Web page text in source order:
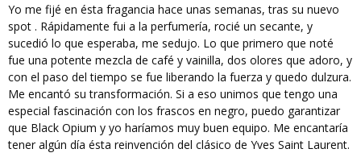
Yo me fijé en ésta fragancia hace unas semanas, tras su nuevo
spot . Rápidamente fui a la perfumería, rocié un secante, y
sucedió lo que esperaba, me sedujo. Lo que primero que noté
fue una potente mezcla de café y vainilla, dos olores que adoro, y
con el paso del tiempo se fue liberando la fuerza y quedo dulzura.
Me encantó su transformación. Si a eso unimos que tengo una
especial fascinación con los frascos en negro, puedo garantizar
que Black Opium y yo haríamos muy buen equipo. Me encantaría
tener algún día ésta reinvención del clásico de Yves Saint Laurent.